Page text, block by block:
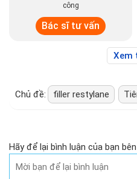
công
Bác sĩ tư vấn
Xem
Chủ đề: filler restylane
Hãy để lại bình luận của bạn